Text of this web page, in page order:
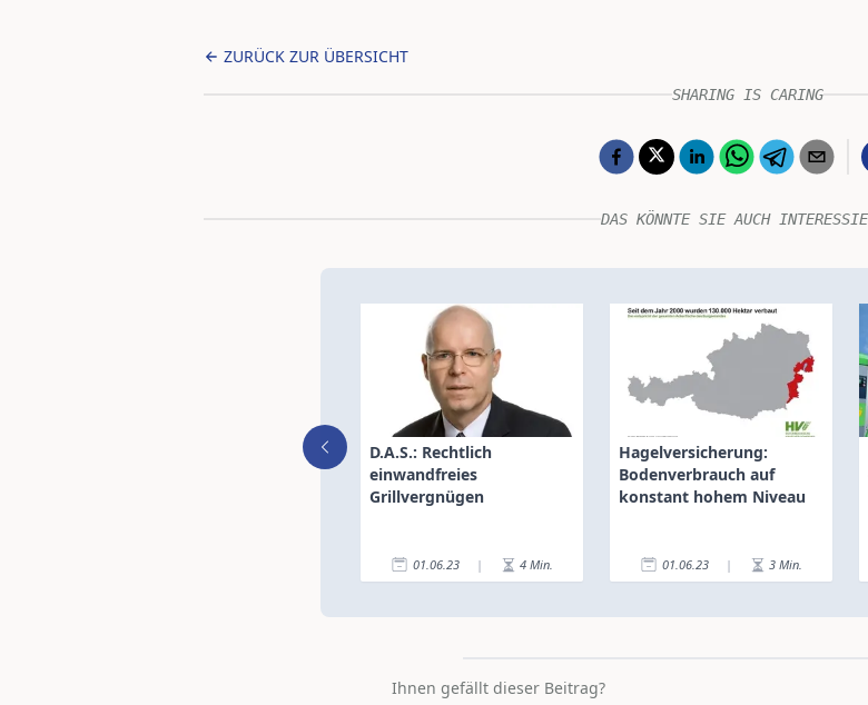
ZURÜCK ZUR ÜBERSICHT
SHARING IS CARING
DAS KÖNNTE SIE AUCH
D.A.S.: Rechtlich
einwandfreies
Grillvergnügen
01.06.23 | 4 Min.
Hagelversicherung:
Bodenverbrauch auf
konstant hohem Niveau
01.06.23 | 3 Min.
Ihnen gefällt dieser Beitrag?